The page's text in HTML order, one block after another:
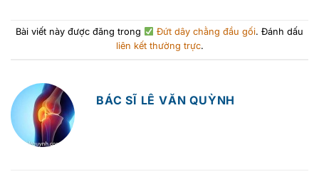
Bài viết này được đăng trong Đứt dây chằng đầu gối. Đánh dấu
liên kết thường trực.
BÁC SĨ LÊ VĂN QUỲNH